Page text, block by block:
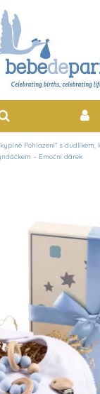
Pohlazení“ s dudlíkem,
– Emoční dárek